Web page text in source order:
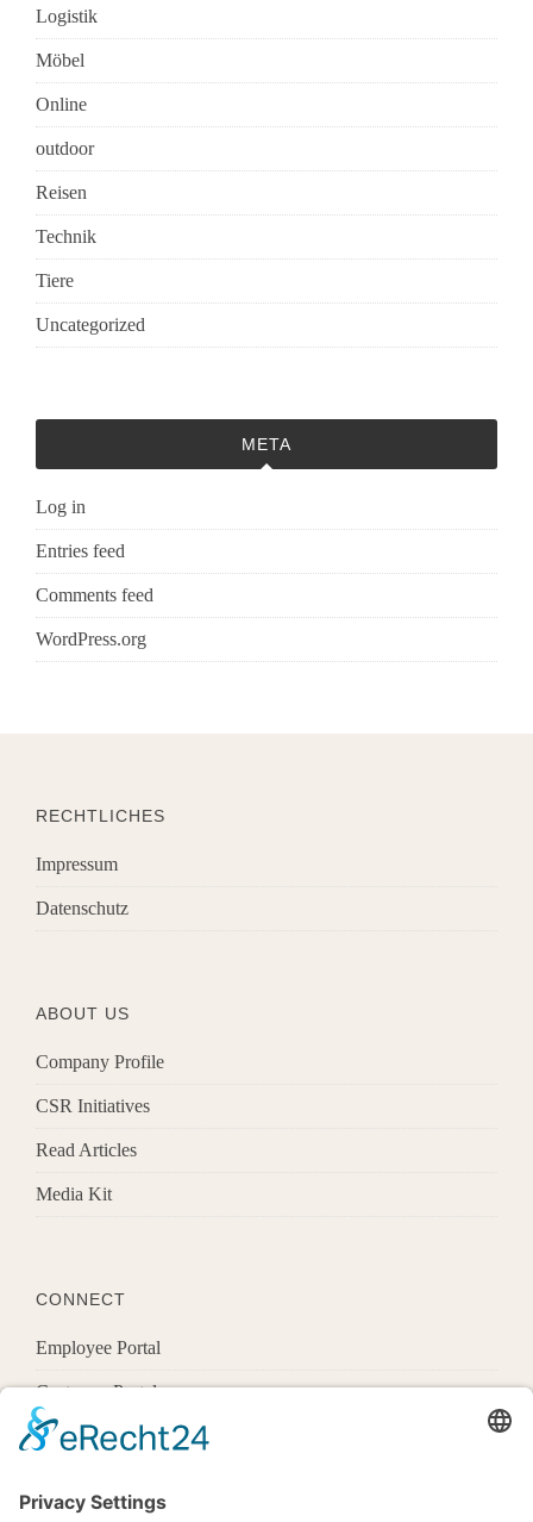
Logistik
Möbel
Online
outdoor
Reisen
Technik
Tiere
Uncategorized
META
Log in
Entries feed
Comments feed
WordPress.org
RECHTLICHES
Impressum
Datenschutz
ABOUT US
Company Profile
CSR Initiatives
Read Articles
Media Kit
CONNECT
Employee Portal
Customer Portal
Offices